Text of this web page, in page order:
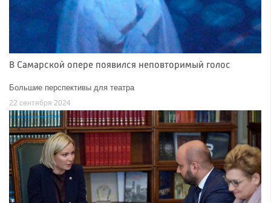
В Самарской опере появился неповторимый голос
Большие перспективы для театра
22 сентября 2024